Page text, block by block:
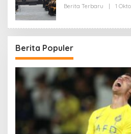
Berita Terbaru 1
Berita Populer